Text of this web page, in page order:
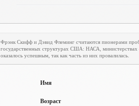
Фрэнк Скифф и Дэвид Флеминг считаются пионерами
государственных структурах США: НАСА, министерствах
оказалось успешным, так как часть из них провалилась.
Имя
Возраст